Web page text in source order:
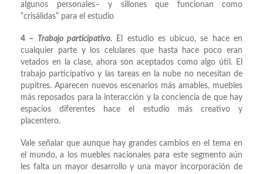
algunos personales– y sillones que funcionan como
“crisálidas” para el estudio
4 – Trabajo participativo. El estudio es ubicuo, se hace en
cualquier parte y los celulares que hasta hace poco eran
vetados en la clase, ahora son aceptados como algo útil. El
trabajo participativo y las tareas en la nube no necesitan de
pupitres. Aparecen nuevos escenarios más amables, muebles
más reposados para la interacción y la conciencia de que hay
espacios diferentes hace el estudio más creativo y
placentero.
Vale señalar que aunque hay grandes cambios en el tema en
el mundo, a los muebles nacionales para este segmento aún
les falta un mayor desarrollo y una mayor incorporación de